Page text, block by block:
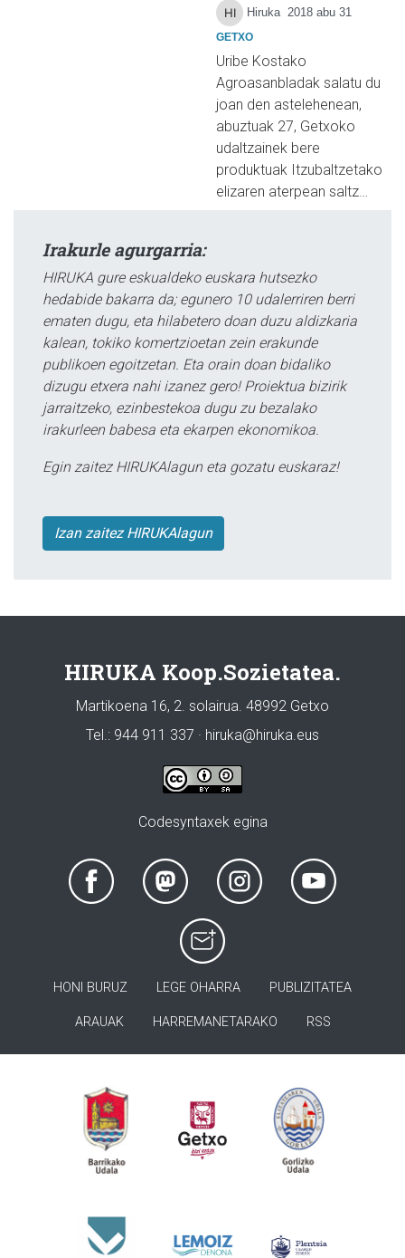
Hiruka 2018 abu 31
GETXO
Uribe Kostako
Agroasanbladak salatu du
joan den astelehenean,
abuztuak 27, Getxoko
udaltzainek bere
produktuak Itzubaltzetako
elizaren aterpean saltz…
Irakurle agurgarria:
HIRUKA gure eskualdeko euskara hutsezko
hedabide bakarra da; egunero 10 udalerriren berri
ematen dugu, eta hilabetero doan duzu aldizkaria
kalean, tokiko komertzioetan zein erakunde
publikoen egoitzetan. Eta orain doan bidaliko
dizugu etxera nahi izanez gero! Proiektua bizirik
jarraitzeko, ezinbestekoa dugu zu bezalako
irakurleen babesa eta ekarpen ekonomikoa.
Egin zaitez HIRUKAlagun eta gozatu euskaraz!
Izan zaitez HIRUKAlagun
HIRUKA Koop.Sozietatea.
Martikoena 16, 2. solairua. 48992 Getxo
Tel.: 944 911 337 · hiruka@hiruka.eus
Codesyntaxek egina
HONI BURUZ LEGE OHARRA PUBLIZITATEA
ARAUAK HARREMANETARAKO RSS